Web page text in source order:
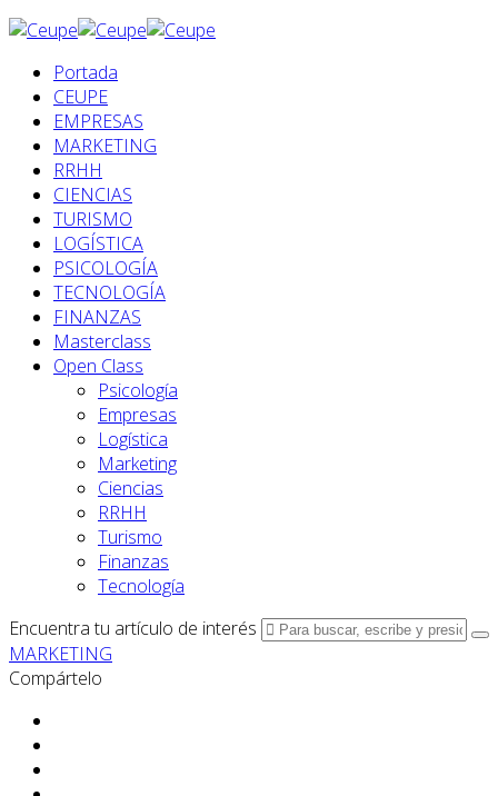
Portada
CEUPE
EMPRESAS
MARKETING
RRHH
CIENCIAS
TURISMO
LOGÍSTICA
PSICOLOGÍA
TECNOLOGÍA
FINANZAS
Masterclass
Open Class
Psicología
Empresas
Logística
Marketing
Ciencias
RRHH
Turismo
Finanzas
Tecnología
Encuentra tu artículo de interés
MARKETING
Compártelo